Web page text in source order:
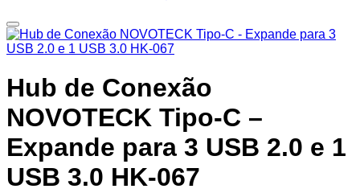
Hub de Conexão
NOVOTECK Tipo-C –
Expande para 3 USB 2.0 e 1
USB 3.0 HK-067